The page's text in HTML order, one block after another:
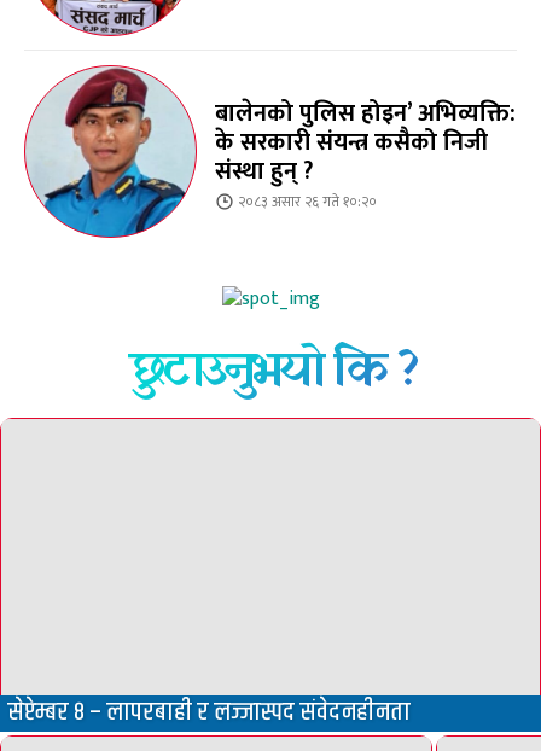
बालेनको पुलिस होइन’ अभिव्यक्ति:
के सरकारी संयन्त्र कसैको निजी
संस्था हुन् ?
२०८३ असार २६ गते १०:२०
छुटाउनुभयो कि ?
सेप्टेम्बर ८ – लापरबाही र लज्जास्पद संवेदनहीनता